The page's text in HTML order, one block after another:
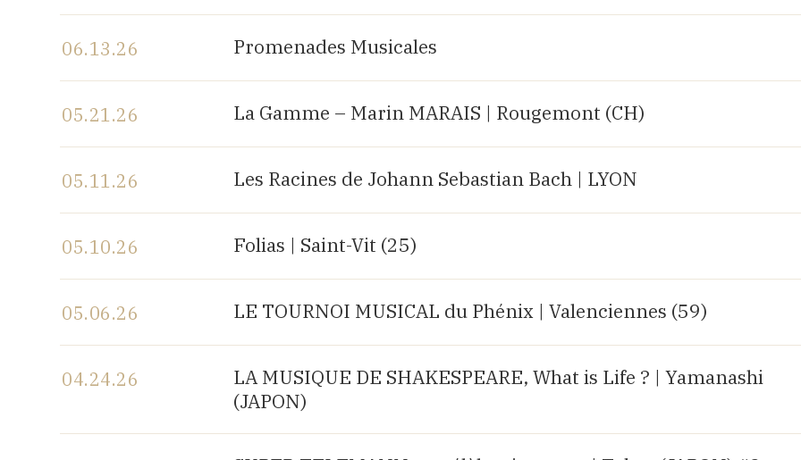
06.13.26 Promenades Musicales
05.21.26 La Gamme – Marin MARAIS | Rougemont (CH)
05.11.26 Les Racines de Johann Sebastian Bach | LYON
05.10.26 Folias | Saint-Vit (25)
05.06.26 LE TOURNOI MUSICAL du Phénix | Valenciennes (59)
04.24.26
LA MUSIQUE DE SHAKESPEARE, What is Life ? | Yamanashi
(JAPON)